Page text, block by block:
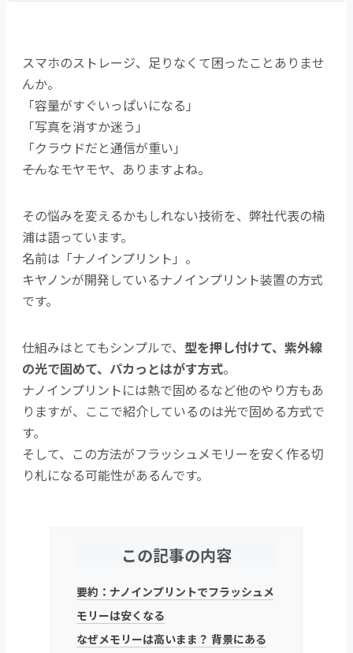
k
スマホのストレージ、足りなくて困ったことありませ
んか。
「容量がすぐいっぱいになる」
「写真を消すか迷う」
「クラウドだと通信が重い」
――そんなモヤモヤ、ありますよね。
その悩みを変えるかもしれない技術を、弊社代表の楠
浦は語っています。
名前は「ナノインプリント」。
キヤノンが開発しているナノインプリント装置の方式
です。
仕組みはとてもシンプルで、 型を押し付けて、紫外線
の光で固めて、パカっとはがす方式。
ナノインプリントには熱で固めるなど他のやり方もあ
りますが、ここで紹介しているのは光で固める方式で
す。
そして、この方法がフラッシュメモリーを安く作る切
り札になる可能性があるんです。
この記事の内容
要約：ナノインプリントでフラッシュメ
モリーは安くなる
なぜメモリーは高いまま？ 背景にある